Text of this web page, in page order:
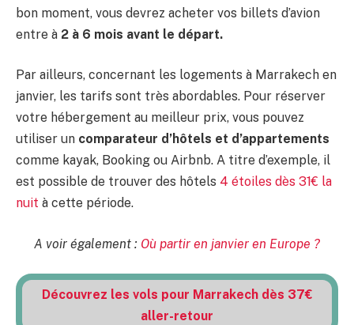
bon moment, vous devrez acheter vos billets d’avion
entre à 2 à 6 mois avant le départ.
Par ailleurs, concernant les logements à Marrakech en
janvier, les tarifs sont très abordables. Pour réserver
votre hébergement au meilleur prix, vous pouvez
utiliser un comparateur d’hôtels et d’appartements
comme kayak, Booking ou Airbnb. A titre d’exemple, il
est possible de trouver des hôtels 4 étoiles dès 31€ la
nuit à cette période.
A voir également : Où partir en janvier en Europe ?
Découvrez les vols pour Marrakech dès 37€
aller-retour